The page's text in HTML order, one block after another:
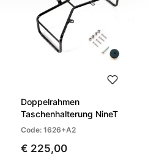
Doppelrahmen
Taschenhalterung NineT
Code: 1626+A2
€ 225,00